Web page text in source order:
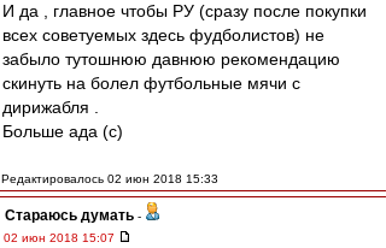
И да , главное чтобы РУ (сразу после покупки
всех советуемых здесь фудболистов) не
забыло тутошнюю давнюю рекомендацию
скинуть на болел футбольные мячи с
дирижабля .
Больше ада (с)
Редактировалось 02 июн 2018 15:33
Стараюсь думать -
02 июн 2018 15:07